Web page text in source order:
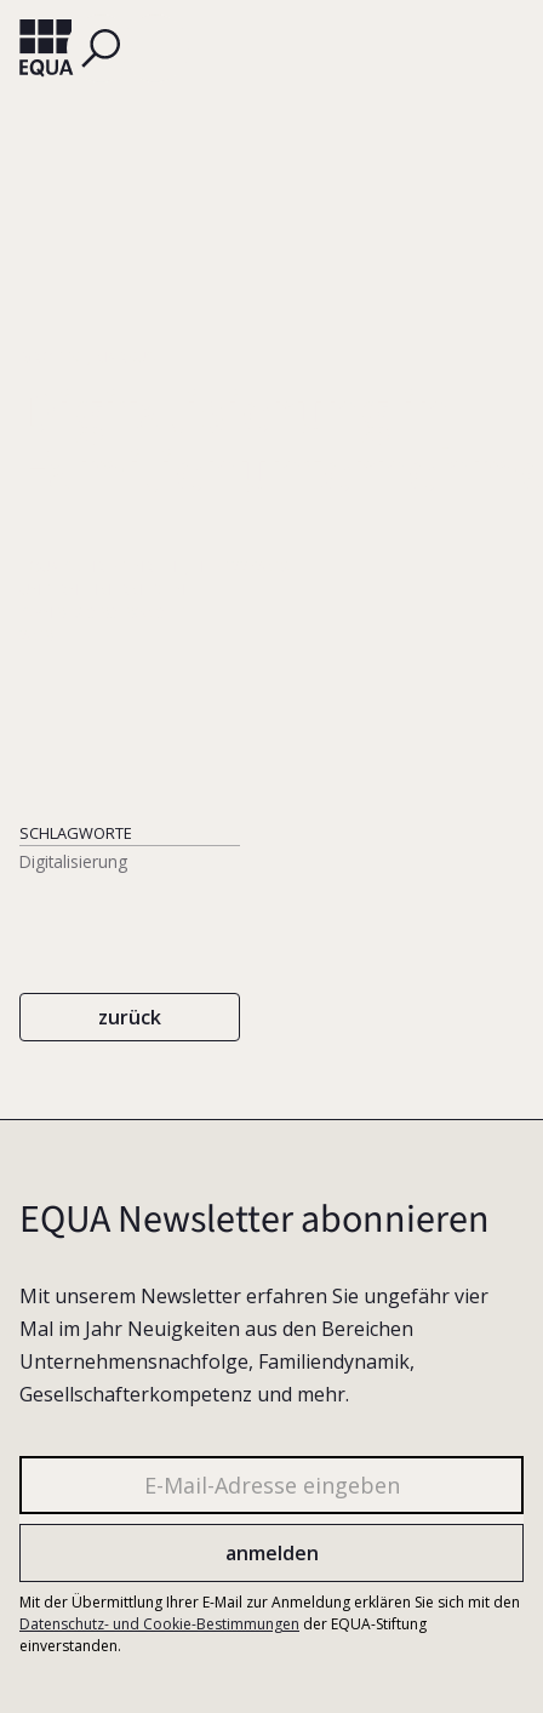
SCHLAGWORTE
Digitalisierung
zurück
EQUA Newsletter abonnieren
Mit unserem Newsletter erfahren Sie ungefähr vier
Mal im Jahr Neuigkeiten aus den Bereichen
Unternehmensnachfolge, Familiendynamik,
Gesellschafterkompetenz und mehr.
Mit der Übermittlung Ihrer E-Mail zur Anmeldung erklären Sie sich mit den
Datenschutz- und Cookie-Bestimmungen der EQUA-Stiftung
einverstanden.